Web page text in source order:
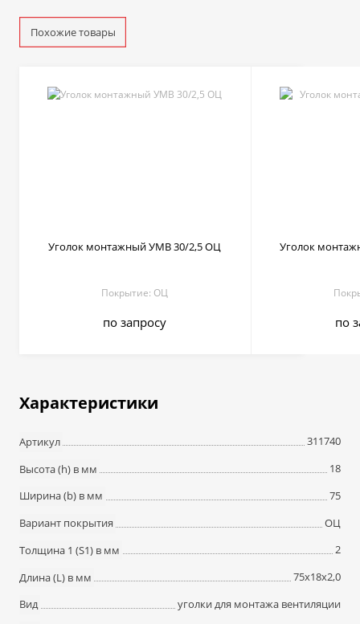
Похожие товары
Уголок монтажный УМВ 30/2,5 ОЦ
Покрытие: ОЦ
по запросу
Уголок
по
Характеристики
Артикул
311740
Высота (h) в мм
18
Ширина (b) в мм
75
Вариант покрытия
ОЦ
Толщина 1 (S1) в мм
2
Длина (L) в мм
75х18х2,0
Вид
уголки для монтажа вентиляции